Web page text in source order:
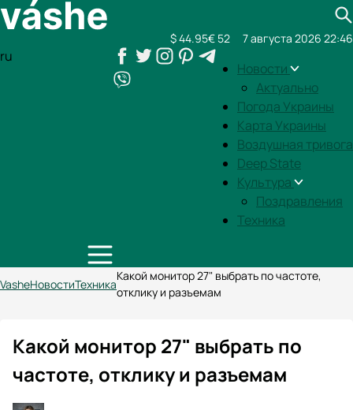
ru
Новости
Актуально
Погода Украины
Карта Украины
Воздушная тривога
Deep State
Культура
Поздравления
Техника
$ 44.95€ 52 7 августа 2026 22:46
VasheНовостиТехника
Какой монитор 27" выбрать по частоте,
отклику и разъемам
Какой монитор 27" выбрать по
частоте, отклику и разъемам